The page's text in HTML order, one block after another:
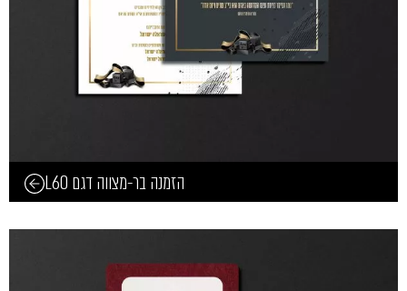
הזמנה בר-מצווה דגם L60